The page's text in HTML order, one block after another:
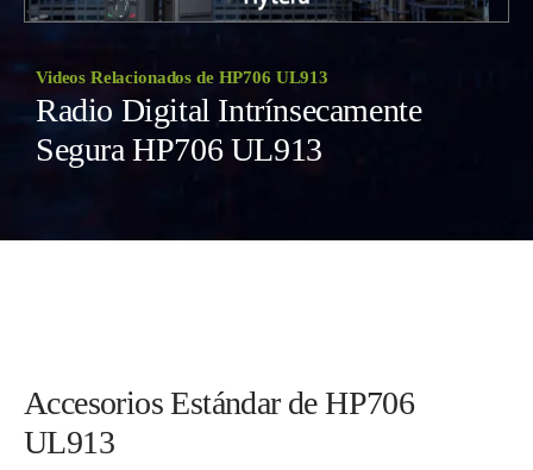
Videos Relacionados de HP706 UL913
Radio Digital Intrínsecamente
Segura HP706 UL913
Accesorios Estándar de HP706
UL913